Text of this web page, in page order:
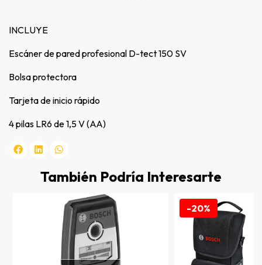
INCLUYE
Escáner de pared profesional D-tect 150 SV
Bolsa protectora
Tarjeta de inicio rápido
4 pilas LR6 de 1,5 V (AA)
También Podría Interesarte
-20%